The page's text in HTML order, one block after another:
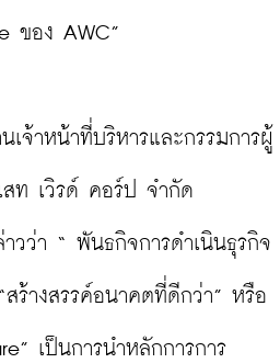
ของ AWC”
เจ้าหน้าที่บริหารและกรรมการผู้
ท เวิรด์ คอร์ป จำกัด
วว่า “ พันธกิจการดำเนินธุรกิจ
ร้างสรรค์อนาคตที่ดีกว่า” หรือ
เป็นการนำหลักการการ